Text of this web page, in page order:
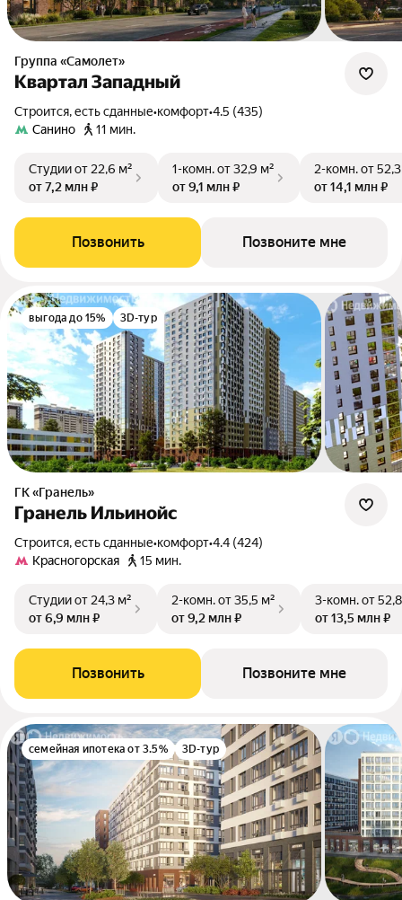
Группа «Самолет»
Квартал Западный
Строится, есть сданные•комфорт•4.5 (435)
Санино
11 мин.
Студииот 22,6 м²
от 7,2 млн ₽
1-комн.от 32,9 м²
от 9,1 млн ₽
2-комн.от
от 14,1 млн ₽
Позвонить Позвоните мне
выгода до 15% 3D-тур
ГК «Гранель»
Гранель Ильинойс
Строится, есть сданные•комфорт•4.4 (424)
Красногорская
15 мин.
Студииот 24,3 м²
от 6,9 млн ₽
2-комн.от 35,5 м²
от 9,2 млн ₽
3-комн.от
от 13,5 млн ₽
Позвонить Позвоните мне
семейная ипотека от 3.5% 3D-тур